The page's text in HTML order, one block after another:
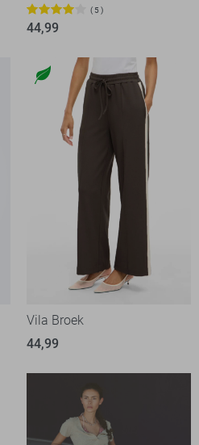
5
44,99
Vila Broek
44,99